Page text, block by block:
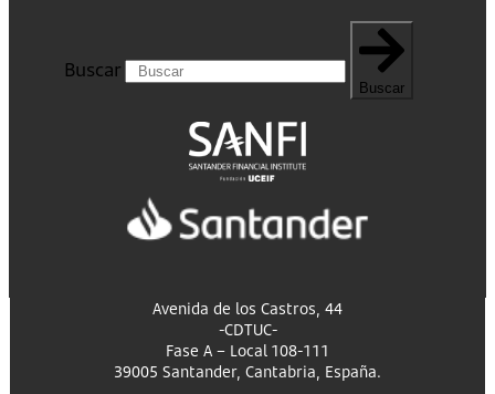
Buscar
Buscar
Avenida de los Castros, 44
-CDTUC-
Fase A – Local 108-111
39005 Santander, Cantabria, España.